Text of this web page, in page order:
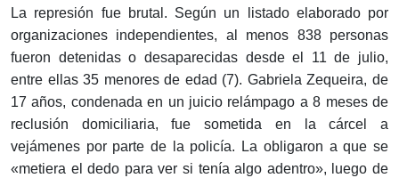
La represión fue brutal. Según un listado elaborado por
organizaciones independientes, al menos 838 personas
fueron detenidas o desaparecidas desde el 11 de julio,
entre ellas 35 menores de edad (7). Gabriela Zequeira, de
17 años, condenada en un juicio relámpago a 8 meses de
reclusión domiciliaria, fue sometida en la cárcel a
vejámenes por parte de la policía. La obligaron a que se
«metiera el dedo para ver si tenía algo adentro», luego de